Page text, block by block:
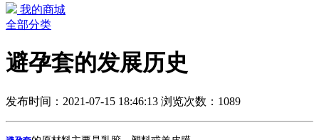
我的商城
全部分类
避孕套的发展历史
发布时间：2021-07-15 18:46:13 浏览次数：1089